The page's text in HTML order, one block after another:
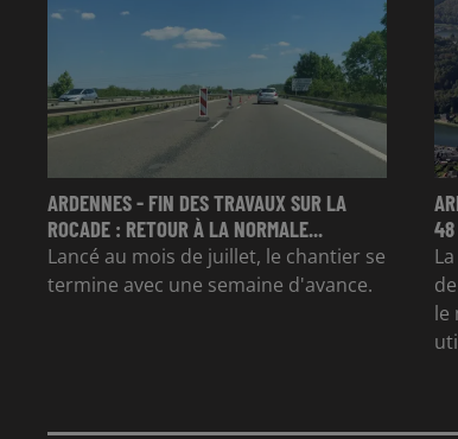
ARDENNES - FIN DES TRAVAUX SUR LA
ROCADE : RETOUR À LA NORMALE...
Lancé au mois de juillet, le chantier se
termine avec une semaine d'avance.
48
le